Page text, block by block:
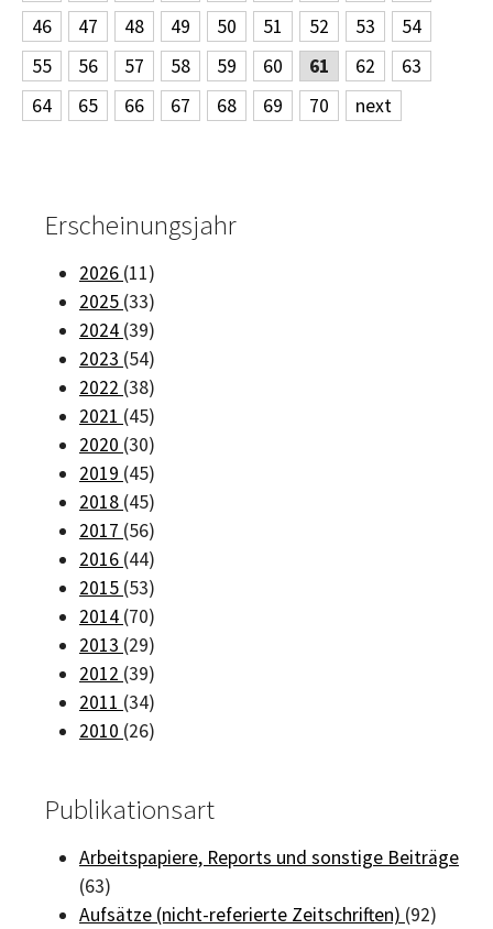
46
47 48 49 50 51 52 53
54
55
56 57 58 59 60 61 62
63
64
65 66 67 68 69 70 next
Erscheinungsjahr
2026 (11)
2025 (33)
2024 (39)
2023 (54)
2022 (38)
2021 (45)
2020 (30)
2019 (45)
2018 (45)
2017 (56)
2016 (44)
2015 (53)
2014 (70)
2013 (29)
2012 (39)
2011 (34)
2010 (26)
Publikationsart
Arbeitspapiere, Reports und sonstige Beiträge
(63)
Aufsätze (nicht-referierte Zeitschriften) (92)